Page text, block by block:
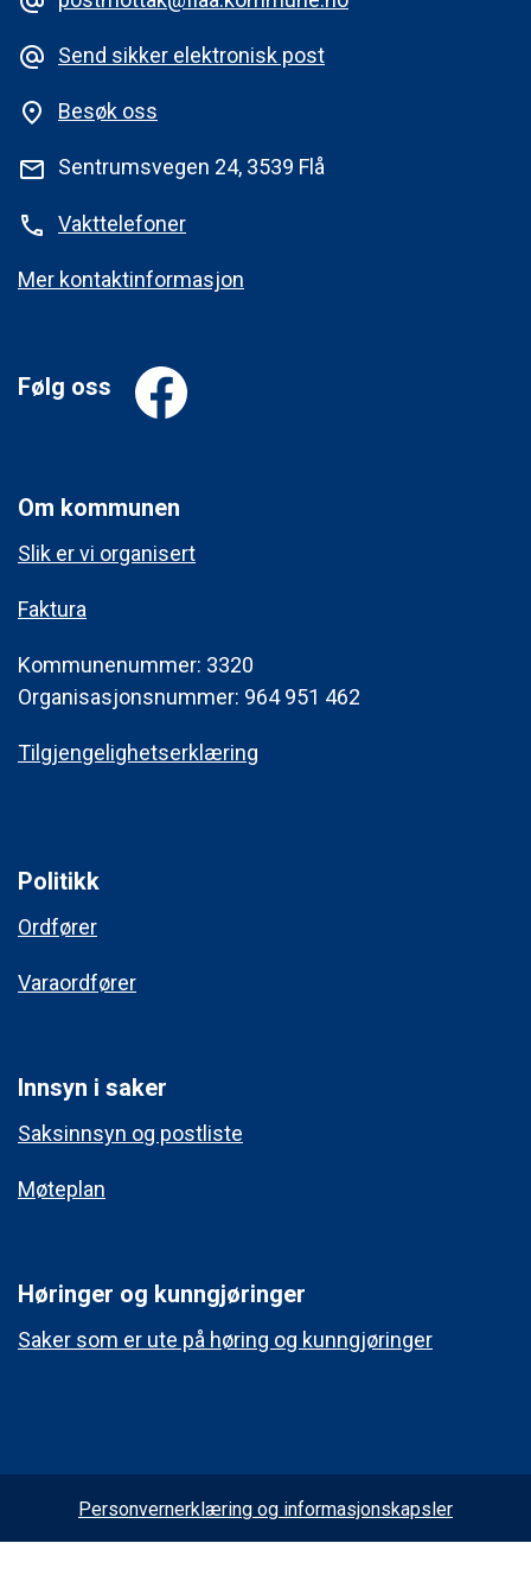
alternate_email Send sikker elektronisk post
place Besøk oss
mail Sentrumsvegen 24, 3539 Flå
phone Vakttelefoner
Mer kontaktinformasjon
Følg oss
Om kommunen
Slik er vi organisert
Faktura
Kommunenummer: 3320
Organisasjonsnummer: 964 951 462
Tilgjengelighetserklæring
Politikk
Ordfører
Varaordfører
Innsyn i saker
Saksinnsyn og postliste
Møteplan
Høringer og kunngjøringer
Saker som er ute på høring og kunngjøringer
Personvernerklæring og informasjonskapsler